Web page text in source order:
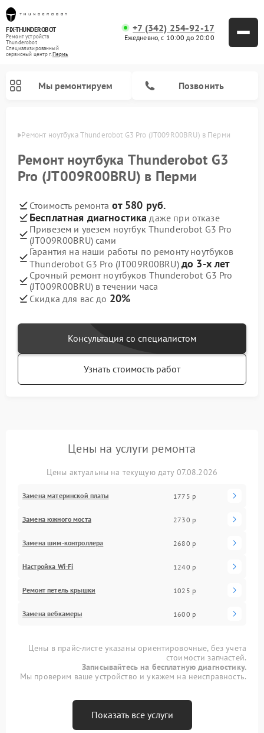
FIX-THUNDEROBOT
Ремонт устройств
Thunderobot
Специализированный
cервисный центр г.Пермь
+7 (342) 254-92-17
Ежедневно, с 10:00 до 20:00
Мы ремонтируем Позвонить
Ремонт ноутбука Thunderobot G3 Pro (JT009R00BRU) в Перми
Ремонт ноутбука Thunderobot G3
Pro (JT009R00BRU) в Перми
Стоимость ремонта от 580 руб.
Бесплатная диагностика даже при отказе
Привезем и увезем ноутбук Thunderobot G3 Pro
(JT009R00BRU) сами
Гарантия на наши работы по ремонту ноутбуков
Thunderobot G3 Pro (JT009R00BRU) до 3-х лет
Срочный ремонт ноутбуков Thunderobot G3 Pro
(JT009R00BRU) в течении часа
Скидка для вас до 20%
Консультация со специалистом
Узнать стоимость работ
Цены на услуги ремонта
Цены актуальны на текущую дату 07.08.2026
Замена материнской платы 1775 р
Замена южного моста 2730 р
Замена шим-контроллера 2680 р
Настройка Wi-Fi 1240 р
Ремонт петель крышки 1025 р
Замена вебкамеры 1600 р
Цены в прайс-листе указаны ориентировочные, без учета
стоимости запчастей.
Записывайтесь на бесплатную диагностику.
Мы проверим ваше устройство и укажем на неисправность.
Показать все услуги